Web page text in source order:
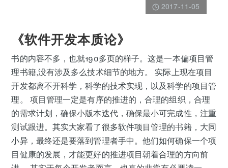
2017-11-05
《软件开发本质论》
书的内容不多，也就190多页的样子。这是一本偏项目管
理书籍,没有涉及多么技术细节的地方。 实际上现在项目
开发都离不开科学，科学的技术实现，以及科学的项目管
理。 项目管理一定是有序的推进的，合理的组织，合理
的需求计划，确保小版本迭代，确保最小可完成性，注重
测试跟进。其实大家看了很多软件项目管理的书籍，大同
小异，最终还是要落到管理者手中。他们如何确保一个项
目健康的发展，才能更好的推进项目朝着合理的方向前